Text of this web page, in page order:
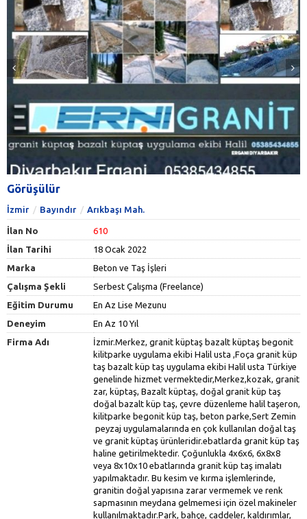
Görüşülür
İzmir Bayındır Arıkbaşı Mah.
İlan No
610
İlan Tarihi
18 Ocak 2022
Marka
Beton ve Taş İşleri
Çalışma Şekli
Serbest Çalışma (Freelance)
Eğitim Durumu
En Az Lise Mezunu
Deneyim
En Az 10 Yıl
Firma Adı
İzmir.Merkez, granit küptaş bazalt küptaş begonit kilitparke uygulama ekibi Halil usta ,Foça granit küp taş bazalt küp taş uygulama ekibi Halil usta Türkiye genelinde hizmet vermektedir,Merkez,kozak, granit zar, küptaş, Bazalt küptaş, doğal granit küp taş doğal bazalt küp taş, çevre düzenleme halil taşeron, kilitparke begonit küp taş, beton parke,Sert Zemin peyzaj uygulamalarında en çok kullanılan doğal taş ve granit küptaş ürünleridir.ebatlarda granit küp taş haline getirilmektedir. Çoğunlukla 4x6x6, 6x8x8 veya 8x10x10 ebatlarında granit küp taş imalatı yapılmaktadır. Bu kesim ve kırma işlemlerinde, granitin doğal yapısına zarar vermemek ve renk sapmasının meydana gelmemesi için özel makineler kullanılmaktadır.Park, bahçe, caddeler, kaldırımlar, binalar ve apartmanların peyzaj işçiliğinde kullanılan granit küp taşları her geçen günle birlikte daha çok kullanım alanına sahip olmaktadır. Bilhassa nostaljik bir görünüm elde etmek adına Arnavut kaldırımı yapımında granit küp taşlar kullanıyor.Granit küp taşlar, granitin doğal yapısını koruyan bir başka taş türüdür. Bu taş türünün bünyesine Arnavut kaldırım , doğal granit küptaşları, parke taşları, zar taşlar ve kaldırım taşları da girmektedir. Her zaman ve her yerde karşınıza çıkabilecek olan granit küp taşları, doğal olarak tercih edildiği zaman daha az bakım isteyecektir. Sert zeminli peyzaj uygulamalarında en çok tercih edilen granit taş türü, granit küp taştır. Peyzaj mimarisinin ana yapı malzemesi olarak kabul edilen granit küp taş, sağlam ve yıllarca bozulmayan yapısı nedeniyle kullanılmaktadır. Doğal kırma granit, bıçak kesimi veya sulu kesim granit küp taş çeşitleri bulunmaktadır. ilçeler:05385434855 İzmir granit küp taş bazalt küp taş uygulama ekibi Halil05385434855 Balçovagranit küp taş bazalt küp taş uygulama ekibi Bayraklıgranit küp taş bazalt küp taş uygulama ekibi05385434855 küp taş bazalt küp taş uygulama ekibi05385434855 Bornovagranit küp taş bazalt küp taş uygulama ekibi 05385434855 küp taş bazalt küp taş uygulama ekibi 05385434855 Bucagranit küp taş bazalt küp taş uygulama ekibi05385434855 küp taş bazalt küp taş uygulama ekibi05385434855 Çiğligranit küp taş bazalt küp taş uygulama ekibi05385434855 küp taş bazalt küp taş uygulama ekibi05385434855 Gaziemirgranit küp taş bazalt küp taş uygulama ekibi05385434855 küp taş bazalt küp taş uygulama ekibi05385434855 Güzelbahçegranit küp taş bazalt küp taş uygulama ekibi05385434855 küp taş bazalt küp taş uygulama ekibi05385434855 Karabağlargranit küp taş bazalt küp taş uygulama ekibi05385434855 küp taş bazalt küp taş uygulama ekibi05385434855 Karşıyakagranit küp taş bazalt küp taş uygulama ekibi,Manisa,er-ni granit küp taş bazalt küp taş kayrak taşı andezit taşı istinat taş duvarı karo kilitparke begonit küp taş uygulama ekibi Halil usta Türkiye genelinde hizmet,05385434855 küp taş bazalt küp taş uygulama ekibi,Manisa,er-ni granit küp taş bazalt küp taş kayrak taşı andezit taşı istinat taş duvarı karo kilitparke begonit küp taş uygulama ekibi Halil usta Türkiye genelinde hizmet,05385434855 İzmir,er-ni granit küp taş bazalt küp taş kayrak taşı andezit taşı istinat taş duvarı karo kilitparke begonit küp taş uygulama ekibi Halil usta Türkiye genelinde hizmet,05385434855 Yunusemre,er-ni granit küp taş bazalt küp taş kayrak taşı andezit taşı istinat taş duvarı karo kilitparke begonit küp taş uygulama ekibi Halil usta Türkiye genelinde hizmet,05385434855 Ahmetli,er-ni granit küp taş bazalt küp taş kayrak taşı andezit taşı istinat taş duvarı karo kilitparke begonit küp taş uygulama ekibi Halil usta Türkiye genelinde hizmet,05385434855 Akhisar,er-ni granit küp taş bazalt küp taş kayrak taşı andezit taşı istinat taş duvarı karo kilitparke begonit küp taş uygulama ekibi Halil usta Türkiye genelinde hizmet,05385434855 Alaşehir,er-ni granit küp taş bazalt küp taş kayrak taşı andezit taşı istinat taş duvarı karo kilitparke begonit küp taş uygulama ekibi Halil usta Türkiye genelinde hizmet,05385434855 Demirci,er-ni granit küp taş bazalt küp taş kayrak taşı andezit taşı istinat taş duvarı karo kilitparke begonit küp taş uygulama ekibi Halil usta Türkiye genelinde hizmet,05385434855 Gölmarmara,er-ni granit küp taş bazalt küp taş kayrak taşı andezit taşı istinat taş duvarı karo kilitparke begonit küp taş uygulama ekibi Halil usta Türkiye genelinde hizmet,05385434855 Gördes,er-ni granit küp taş bazalt küp taş kayrak taşı andezit taşı istinat taş duvarı karo kilitparke begonit küp taş uygulama ekibi Halil usta Türkiye genelinde hizmet,05385434855 Kırkağaç,er-ni granit küp taş bazalt küp taş kayrak taşı andezit taşı istinat taş duvarı karo kilitparke begonit küp taş uygulama ekibi Halil usta Türkiye genelinde hizmet,05385434855 Köprübaşı,er-ni granit küp taş bazalt küp taş kayrak taşı andezit taşı istinat taş duvarı karo kilitparke begonit küp taş uygulama ekibi Halil usta Türkiye genelinde hizmet,05385434855 Kula,er-ni granit küp taş bazalt küp taş kayrak taşı andezit taşı istinat taş duvarı karo kilitparke begonit küp taş uygulama ekibi Halil usta Türkiye genelinde hizmet,05385434855 Salihli,er-ni granit küp taş bazalt küp taş kayrak taşı andezit taşı istinat taş duvarı karo kilitparke begonit küp taş uygulama ekibi Halil usta Türkiye genelinde hizmet,05385434855 Sarıgöl,er-ni granit küp taş bazalt küp taş kayrak taşı andezit taşı istinat taş duvarı karo kilitparke begonit küp taş uygulama ekibi Halil usta Türkiye genelinde hizmet,05385434855 Saruhanlı,er-ni granit küp taş bazalt küp taş kayrak taşı andezit taşı istinat taş duvarı karo kilitparke begonit küp taş uygulama ekibi Halil usta Türkiye genelinde hizmet,05385434855 Selendi,er-ni granit küp taş bazalt küp taş kayrak taşı andezit taşı istinat taş duvarı karo kilitparke begonit küp taş uygulama ekibi Halil usta Türkiye genelinde hizmet,05385434855 Soma,er-ni granit küp taş bazalt küp taş kayrak taşı andezit taşı istinat taş duvarı karo kilitparke begonit küp taş uygulama ekibi Halil usta Türkiye genelinde hizmet,05385434855 Turgutlu,er-ni granit küp taş bazalt küp taş kayrak taşı andezit taşı istinat taş duvarı karo kilitparke begonit küp taş uygulama ekibi Halil usta Türkiye genelinde hizmet,05385434855 Konakgranit küp taş bazalt küp taş uygulama ekibi Narlıderegranit küp taş bazalt küp taş uygulama ekibi,Muğla,er-ni granit küp taş bazalt küp taş kayrak taşı andezit taşı istinat taş duvarı karo kilitparke begonit küp taş uygulama ekibi Halil usta Türkiye genelinde hizmet,05385434855 küp taş bazalt küp taş uygulama ekibi,Muğla,er-ni granit küp taş bazalt küp taş kayrak taşı andezit taşı istinat taş duvarı karo kilitparke begonit küp taş uygulama ekibi Halil usta Türkiye genelinde hizmet,05385434855 Menteşe ,er-ni granit küp taş bazalt küp taş kayrak taşı andezit taşı istinat taş duvarı karo kilitparke begonit küp taş uygulama ekibi Halil usta Türkiye genelinde hizmet, vermektedir Bodrum,er-ni granit küp taş bazalt küp taş kayrak taşı andezit taşı istinat taş duvarı karo kilitparke begonit küp taş uygulama ekibi Halil usta Türkiye genelinde hizmet,Balıkesir,er-ni granit küp taş bazalt küp taş kayrak taşı andezit taşı istinat taş duvarı karo kilitparke begonit küp taş uygulama ekibi Halil usta Türkiye genelinde hizmet,05385434855 Altıeylül,er-ni granit küp taş bazalt küp taş kayrak taşı andezit taşı istinat taş duvarı karo kilitparke begonit küp taş uygulama ekibi Halil usta Türkiye genelinde hizmet,05385434855 Karesi,er-ni granit küp taş bazalt küp taş kayrak taşı andezit taşı istinat taş duvarı karo kilitparke begonit küp taş uygulama ekibi Halil usta Türkiye genelinde hizmet,05385434855 Ayvalık,er-ni granit küp taş bazalt küp taş kayrak taşı andezit taşı istinat taş duvarı karo kilitparke begonit küp taş uygulama ekibi Halil usta Türkiye genelinde hizmet,05385434855 Balya,er-ni granit küp taş bazalt küp taş kayrak taşı andezit taşı istinat taş duvarı karo kilitparke begonit küp taş uygulama ekibi Halil usta Türkiye genelinde hizmet,05385434855 Bandırma,er-ni granit küp taş bazalt küp taş kayrak taşı andezit taşı istinat taş duvarı karo kilitparke begonit küp taş uygulama ekibi Halil usta Türkiye genelinde hizmet,05385434855 Bigadiç,er-ni granit küp taş bazalt küp taş kayrak taşı andezit taşı istinat taş duvarı karo kilitparke begonit küp taş uygulama ekibi Halil usta Türkiye genelinde hizmet,05385434855 Burhaniye,er-ni granit küp taş bazalt küp taş kayrak taşı andezit taşı istinat taş duvarı karo kilitparke begonit küp taş uygulama ekibi Halil usta Türkiye genelinde hizmet,05385434855 Dursunbey,er-ni granit küp taş bazalt küp taş kayrak taşı andezit taşı istinat taş duvarı karo kilitparke begonit küp taş uygulama ekibi Halil usta Türkiye genelinde hizmet,05385434855 Edremit,er-ni granit küp taş bazalt küp taş kayrak taşı andezit taşı istinat taş duvarı karo kilitparke begonit küp taş uygulama ekibi Halil usta Türkiye genelinde hizmet,05385434855 Erdek,er-ni granit küp taş bazalt küp taş kayrak taşı andezit taşı istinat taş duvarı karo kilitparke begonit küp taş uygulama ekibi Dalaman,er-ni granit küp taş bazalt küp taş kayrak taşı andezit taşı istinat taş duvarı karo kilitparke begonit küp taş uygulama ekibi Halil usta Türkiye genelinde hizmet, Datça,er-ni granit küp taş bazalt küp taş kayrak taşı andezit taşı istinat taş duvarı karo kilitparke begonit küp taş uygulama ekibi Halil usta Türkiye genelinde hizmet, Fethiye,er-ni granit küp taş bazalt küp taş kayrak taşı andezit taşı istinat taş duvarı karo kilitparke begonit küp taş uygulama ekibi Halil usta Türkiye genelinde hizmet, Kavaklıdere,er-ni granit küp taş bazalt küp taş kayrak taşı andezit taşı istinat taş duvarı karo kilitparke begonit küp taş uygulama ekibi Halil usta Türkiye genelinde hizmet, Köyceğiz,er-ni granit küp taş bazalt küp taş kayrak taşı andezit taşı istinat taş duvarı karo kilitparke begonit küp taş uygulama ekibi Halil usta Türkiye genelinde hizmet, Marmaris,er-ni granit küp taş bazalt küp taş kayrak taşı andezit taşı istinat taş duvarı karo kilitparke begonit küp taş uygulama ekibi Halil u